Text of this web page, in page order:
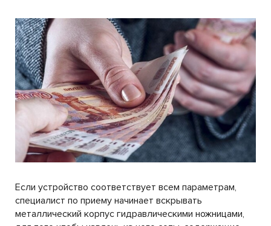
Если устройство соответствует всем параметрам,
специалист по приему начинает вскрывать
металлический корпус гидравлическими ножницами,